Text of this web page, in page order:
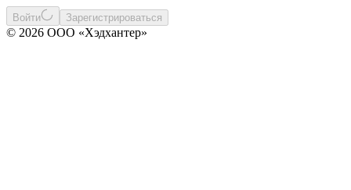
Войти Зарегистрироваться
© 2026 ООО «Хэдхантер»